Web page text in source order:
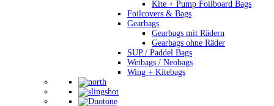
Kite + Pump Foilboard Bags
Foilcovers & Bags
Gearbags
Gearbags mit Rädern
Gearbags ohne Räder
SUP / Paddel Bags
Wetbags / Neobags
Wing + Kitebags